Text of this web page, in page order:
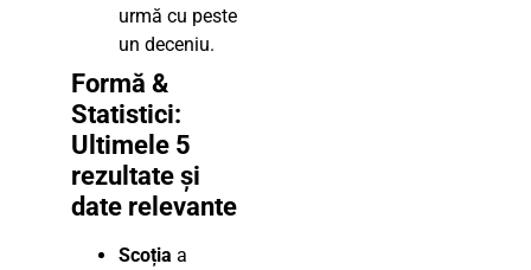
urmă cu peste
un deceniu.
Formă &
Statistici:
Ultimele 5
rezultate și
date relevante
Scoția a